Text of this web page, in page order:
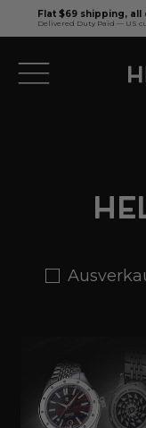
Flat $69 shipping,
Delivered Duty Paid — US
zum